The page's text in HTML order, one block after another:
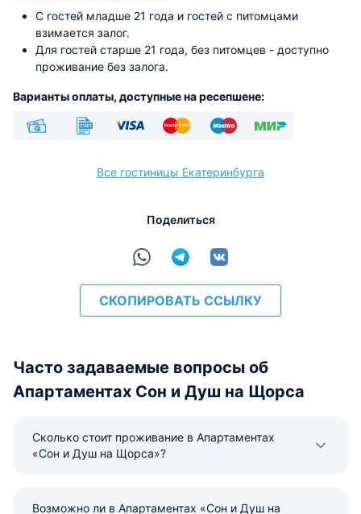
С гостей младше 21 года и гостей с питомцами
взимается залог.
Для гостей старше 21 года, без питомцев - доступно
проживание без залога.
Варианты оплаты, доступные на ресепшене:
Все гостиницы Екатеринбурга
Поделиться
СКОПИРОВАТЬ ССЫЛКУ
Часто задаваемые вопросы об
Апартаментах Сон и Душ на Щорса
Сколько стоит проживание в Апартаментах
«Сон и Душ на Щорса»?
Возможно ли в Апартаментах «Сон и Душ на